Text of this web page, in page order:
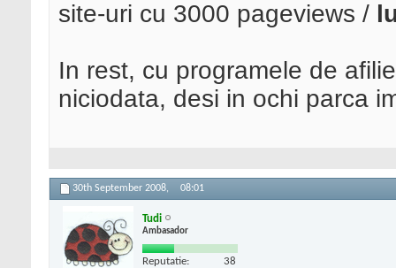
site-uri cu 3000 pageviews /
In rest, cu programele de
niciodata, desi in ochi parca
30th September 2008, 08:01
Tudi
Ambasador
Reputatie: 38